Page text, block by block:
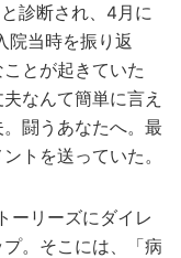
診断され、4月に
院当時を振り返
とが起きていた
なんて簡単に言え
闘うあなたへ。最
トを送っていた。
ーリーズにダイレ
。そこには、「病